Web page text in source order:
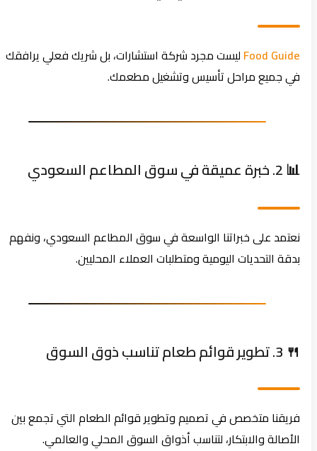
Food Guideليست مجرد شركة استشارات، بل شريك فعلي يرافقك
في جميع مراحل تأسيس وتشغيل مطعمك.
نعتمد على خبراتنا الواسعة في سوق المطاعم السعودي، ونفهم
بدقة التحديات اليومية ومتطلبات العملاء المحليين.
فريقنا متخصص في تصميم وتطوير قوائم الطعام التي تجمع بين
الأصالة والابتكار، لتناسب أذواق السوق المحلي والعالمي.